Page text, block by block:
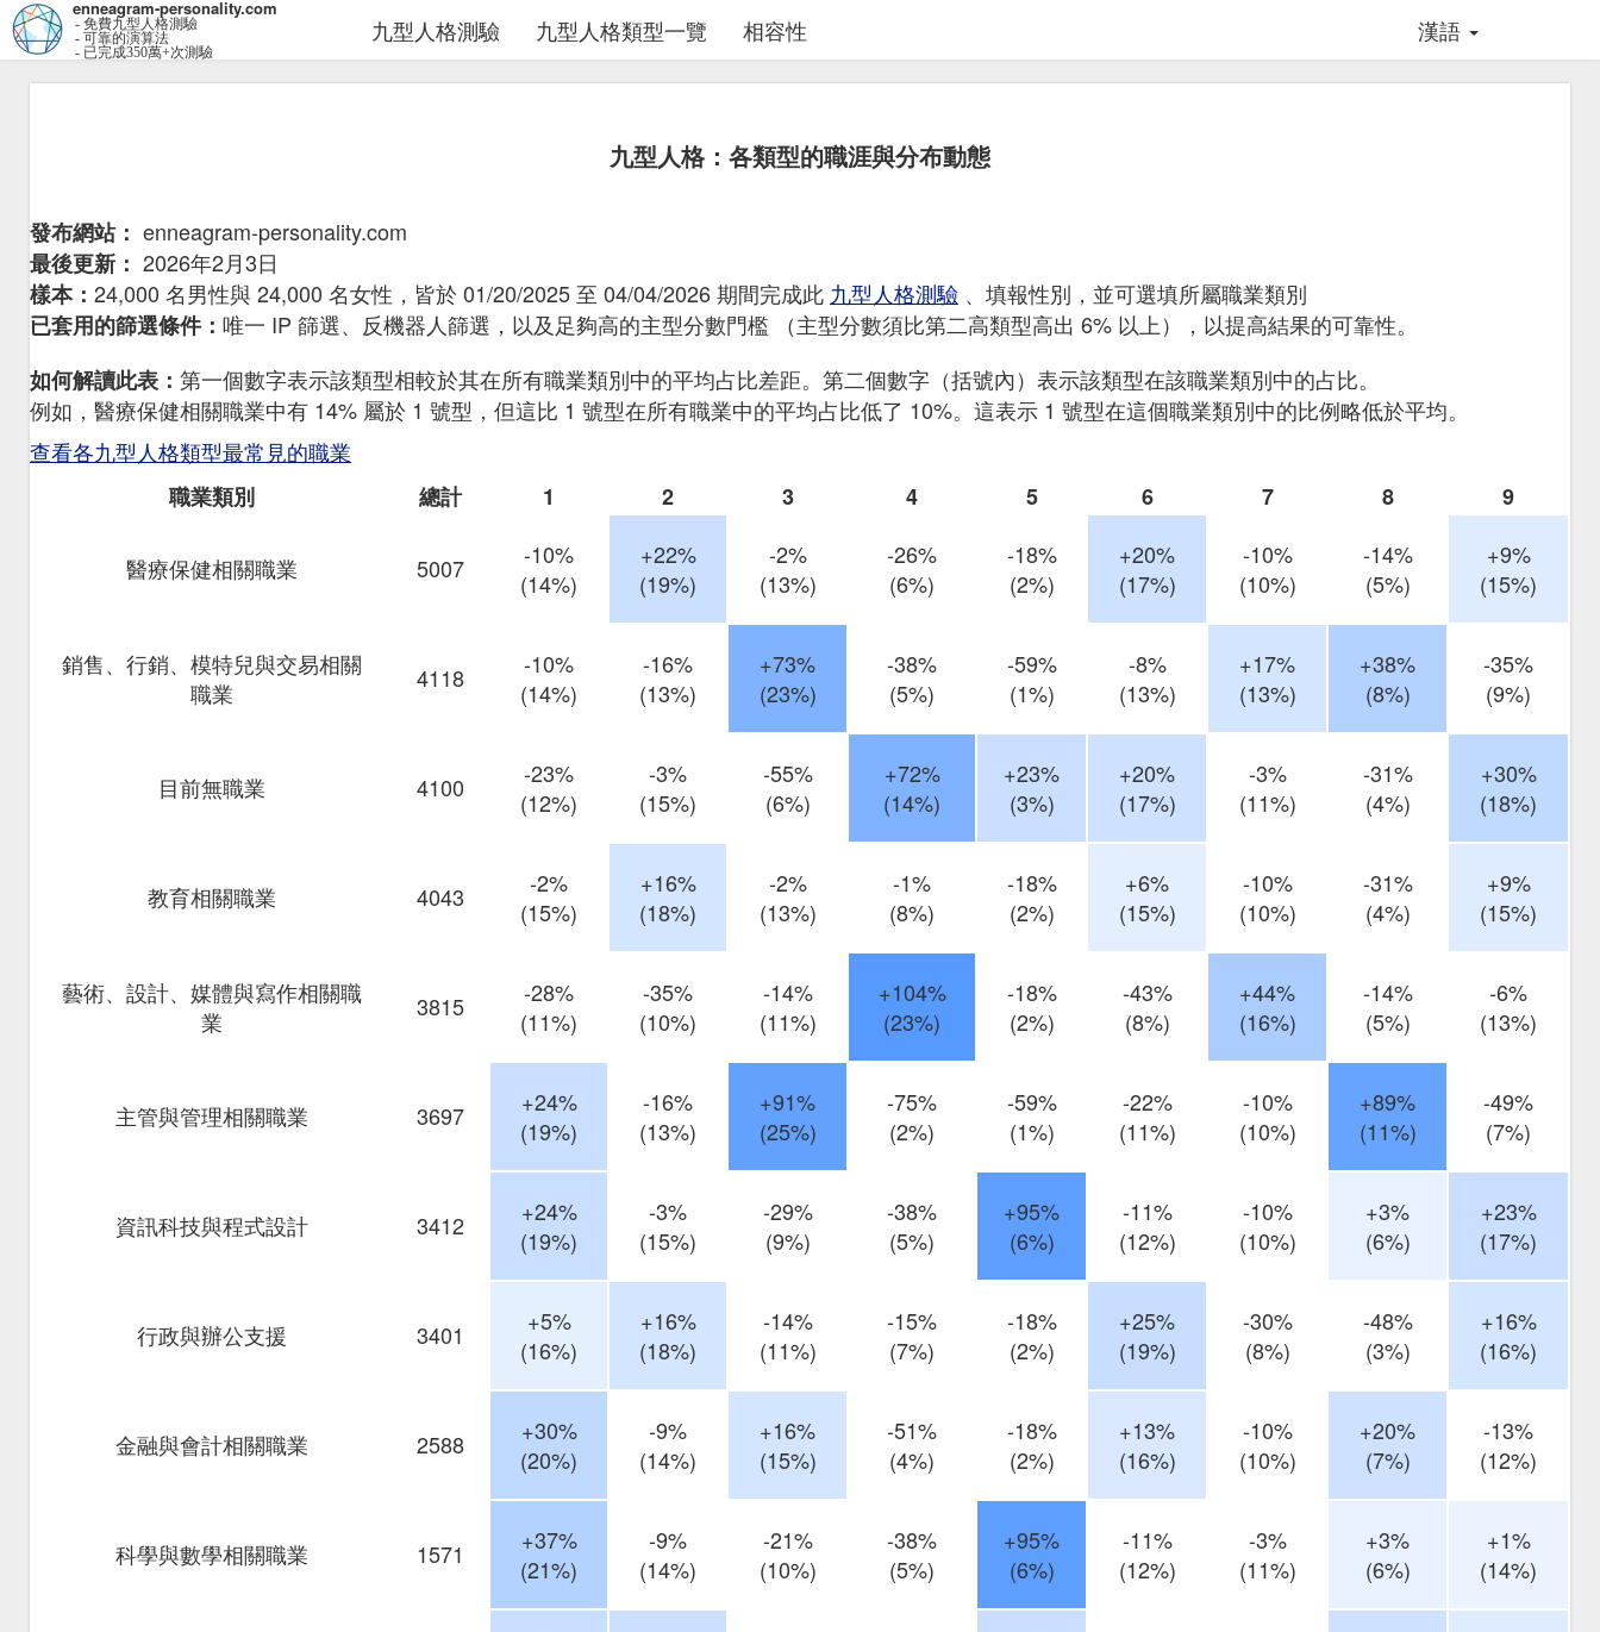
enneagram-personality.com
- 免費九型人格測驗
- 可靠的演算法
- 已完成350萬+次測驗
九型人格測驗 九型人格類型一覽 相容性 漢語
九型人格：各類型的職涯與分布動態
發布網站： enneagram-personality.com
最後更新： 2026年2月3日
樣本： 24,000 名男性與 24,000 名女性，皆於 01/20/2025 至 04/04/2026 期間完成此 九型人格測驗 、填報性別，並可選填所屬職業類別
已套用的篩選條件： 唯一 IP 篩選、反機器人篩選，以及足夠高的主型分數門檻 （主型分數須比第二高類型高出 6% 以上），以提高結果的可靠性。
如何解讀此表： 第一個數字表示該類型相較於其在所有職業類別中的平均占比差距。第二個數字（括號內）表示該類型在該職業類別中的占比。
例如，醫療保健相關職業中有 14% 屬於 1 號型，但這比 1 號型在所有職業中的平均占比低了 10%。這表示 1 號型在這個職業類別中的比例略低於平均。
查看各九型人格類型最常見的職業
職業類別
總計 1 2 3 4 5 6 7 8 9
醫療保健相關職業 5007
-10%
(14%)
+22%
(19%)
-2%
(13%)
-26%
(6%)
-18%
(2%)
+20%
(17%)
-10%
(10%)
-14%
(5%)
+9%
(15%)
銷售、行銷、模特兒與交易相關
職業
4118
-10%
(14%)
-16%
(13%)
+73%
(23%)
-38%
(5%)
-59%
(1%)
-8%
(13%)
+17%
(13%)
+38%
(8%)
-35%
(9%)
目前無職業 4100
-23%
(12%)
-3%
(15%)
-55%
(6%)
+72%
(14%)
+23%
(3%)
+20%
(17%)
-3%
(11%)
-31%
(4%)
+30%
(18%)
教育相關職業 4043
-2%
(15%)
+16%
(18%)
-2%
(13%)
-1%
(8%)
-18%
(2%)
+6%
(15%)
-10%
(10%)
-31%
(4%)
+9%
(15%)
藝術、設計、媒體與寫作相關職
業
3815
-28%
(11%)
-35%
(10%)
-14%
(11%)
+104%
(23%)
-18%
(2%)
-43%
(8%)
+44%
(16%)
-14%
(5%)
-6%
(13%)
主管與管理相關職業 3697
+24%
(19%)
-16%
(13%)
+91%
(25%)
-75%
(2%)
-59%
(1%)
-22%
(11%)
-10%
(10%)
+89%
(11%)
-49%
(7%)
資訊科技與程式設計 3412
+24%
(19%)
-3%
(15%)
-29%
(9%)
-38%
(5%)
+95%
(6%)
-11%
(12%)
-10%
(10%)
+3%
(6%)
+23%
(17%)
行政與辦公支援 3401
+5%
(16%)
+16%
(18%)
-14%
(11%)
-15%
(7%)
-18%
(2%)
+25%
(19%)
-30%
(8%)
-48%
(3%)
+16%
(16%)
金融與會計相關職業 2588
+30%
(20%)
-9%
(14%)
+16%
(15%)
-51%
(4%)
-18%
(2%)
+13%
(16%)
-10%
(10%)
+20%
(7%)
-13%
(12%)
科學與數學相關職業 1571
+37%
(21%)
-9%
(14%)
-21%
(10%)
-38%
(5%)
+95%
(6%)
-11%
(12%)
-3%
(11%)
+3%
(6%)
+1%
(14%)